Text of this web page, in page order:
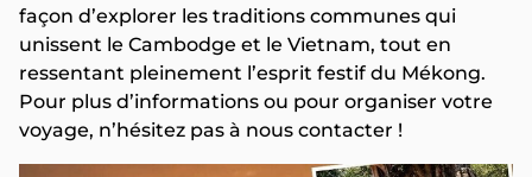
façon d’explorer les traditions communes qui
unissent le Cambodge et le Vietnam, tout en
ressentant pleinement l’esprit festif du Mékong.
Pour plus d’informations ou pour organiser votre
voyage, n’hésitez pas à nous contacter !